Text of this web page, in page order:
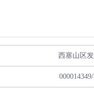
西塞山区